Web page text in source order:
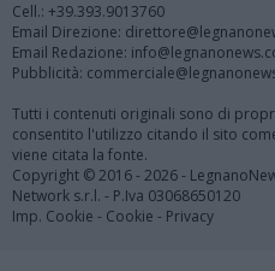
Cell.: +39.393.9013760
Email Direzione:
Email Redazione:
Pubblicità:
Tutti i contenuti originali sono di
consentito l'utilizzo citando il sito
viene citata la fonte.
Copyright © 2016 - 2026 -
Network s.r.l. - P.Iva 03068650120
Imp. Cookie - Cookie - Privacy